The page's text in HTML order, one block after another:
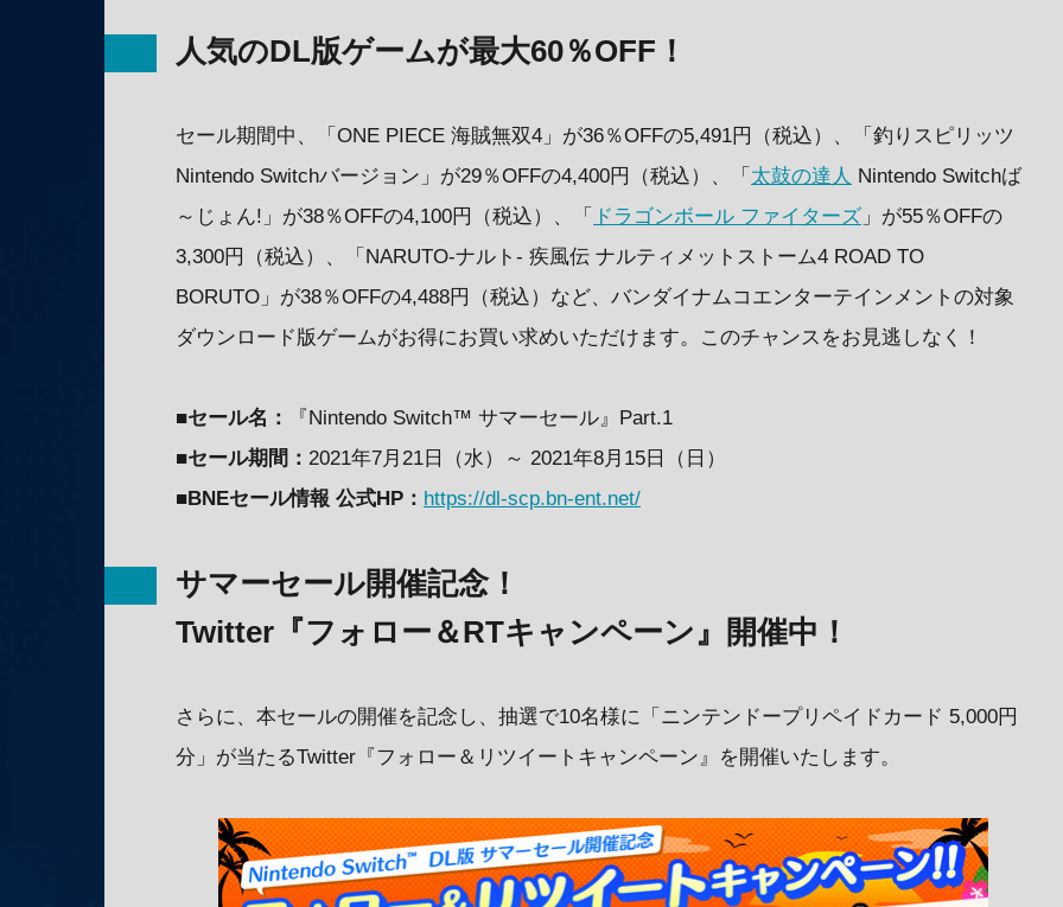
人気のDL版ゲームが最大60％OFF！
セール期間中、「ONE PIECE 海賊無双4」が36％OFFの5,491円（税込）、「釣りスピリッツ
Nintendo Switchバージョン」が29％OFFの4,400円（税込）、「 太鼓の達人 Nintendo Switchば
～じょん!」が38％OFFの4,100円（税込）、「
ドラゴンボール ファイターズ 」が55％OFFの
3,300円（税込）、「NARUTO-ナルト- 疾風伝 ナルティメットストーム4 ROAD TO
BORUTO」が38％OFFの4,488円（税込）など、バンダイナムコエンターテインメントの対象
ダウンロード版ゲームがお得にお買い求めいただけます。このチャンスをお見逃しなく！
■セール名：
『Nintendo Switch™ サマーセール』Part.1
■セール期間： 2021年7月21日（水）～ 2021年8月15日（日）
■BNEセール情報 公式HP： https://dl-scp.bn-ent.net/
サマーセール開催記念！
Twitter『フォロー＆RTキャンペーン』開催中！
さらに、本セールの開催を記念し、抽選で10名様に「ニンテンドープリペイドカード 5,000円
分」が当たるTwitter『フォロー＆リツイートキャンペーン』を開催いたします。